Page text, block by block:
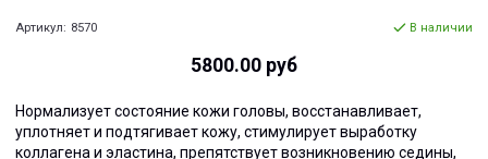
Артикул: 8570 В наличии
5800.00 руб
Нормализует состояние кожи головы, восстанавливает,
уплотняет и подтягивает кожу, стимулирует выработку
коллагена и эластина, препятствует возникновению седины,